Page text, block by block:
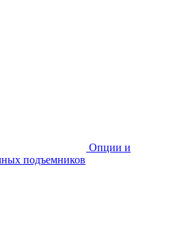
Опции и
подъемников